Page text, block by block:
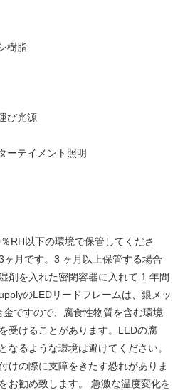
樹脂
び光源
ーテイメント照明
RH以下の環境で保管してくださ
ヶ月です。3 ヶ月以上保管する場合
剤を入れた密閉容器に入れて 1 年間
のLEDリードフレームは、銀メッ
ですので、腐食性物質を含む環境
受けることがあります。LEDの腐
なるような環境は避けてください。
けの際に支障をきたす恐れがありま
お勧め致します。 急激な温度変化を